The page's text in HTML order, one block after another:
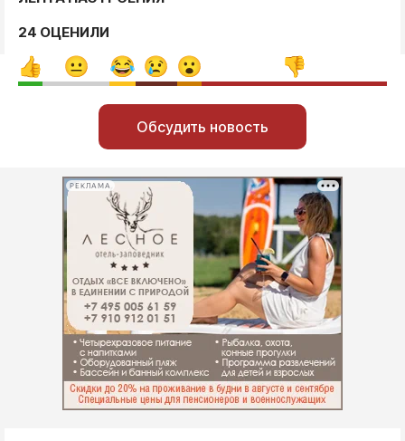
24 ОЦЕНИЛИ
Обсудить новость
РЕКЛАМА